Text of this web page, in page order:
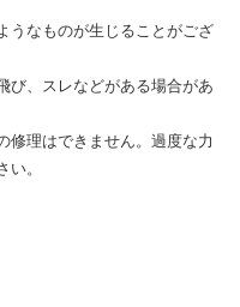
うなものが生じることがござ
び、スレなどがある場合があ
修理はできません。過度な力
。